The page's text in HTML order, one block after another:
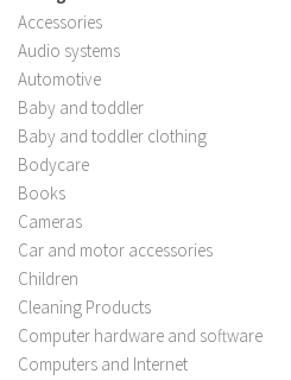
Accessories
Audio systems
Automotive
Baby and toddler
Baby and toddler clothing
Bodycare
Books
Cameras
Car and motor accessories
Children
Cleaning Products
Computer hardware and software
Computers and Internet